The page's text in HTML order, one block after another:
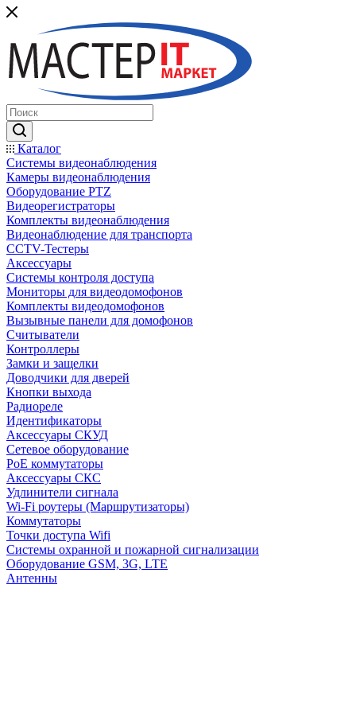
Каталог
Системы видеонаблюдения
Камеры видеонаблюдения
Оборудование PTZ
Видеорегистраторы
Комплекты видеонаблюдения
Видеонаблюдение для транспорта
CCTV-Тестеры
Аксессуары
Системы контроля доступа
Мониторы для видеодомофонов
Комплекты видеодомофонов
Вызывные панели для домофонов
Считыватели
Контроллеры
Замки и защелки
Доводчики для дверей
Кнопки выхода
Радиореле
Идентификаторы
Аксессуары СКУД
Сетевое оборудование
PoE коммутаторы
Аксессуары СКС
Удлинители сигнала
Wi-Fi роутеры (Маршрутизаторы)
Коммутаторы
Точки доступа Wifi
Системы охранной и пожарной сигнализации
Оборудование GSM, 3G, LTE
Антенны